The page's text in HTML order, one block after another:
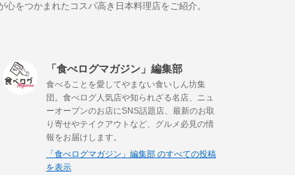
をつかまれたコスパ高き日本料理店をご紹介。
「食べログマガジン」編集部
食べることを愛してやまない食いしん坊集
団。食べログ人気店や知られざる名店、ニュ
ーオープンのお店にSNS話題店、最新のお取
り寄せやテイクアウトなど、グルメ必見の情
報をお届けします。
「食べログマガジン」編集部 のすべての投稿
を表示